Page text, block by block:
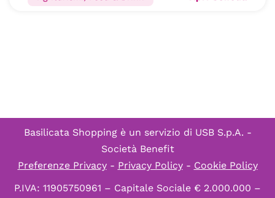
Basilicata Shopping è un servizio di USB S.p.A. -
Società Benefit
Preferenze Privacy- Privacy Policy- Cookie Policy
P.IVA: 11905750961 – Capitale Sociale € 2.000.000 –